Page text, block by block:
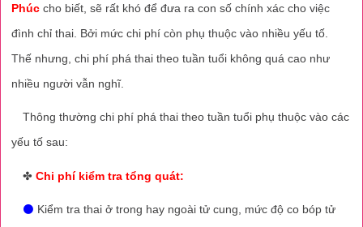
Phúc cho biết, sẽ rất khó để đưa ra con số chính xác cho việc
đình chỉ thai. Bởi mức chi phí còn phụ thuộc vào nhiều yếu tố.
Thế nhưng, chi phí phá thai theo tuần tuổi không quá cao như
nhiều người vẫn nghĩ.
Thông thường chi phí phá thai theo tuần tuổi phụ thuộc vào các
yếu tố sau:
✤Chi phí kiểm tra tổng quát:
⚫ Kiểm tra thai ở trong hay ngoài tử cung, mức độ co bóp tử